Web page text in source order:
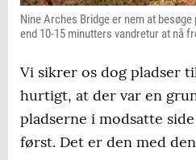
Nine Arches Bridge er nem at
end 10-15 minutters vandretur at nå
Vi sikrer os dog pladser
hurtigt, at der var en
pladserne i modsatte
først. Det er den med